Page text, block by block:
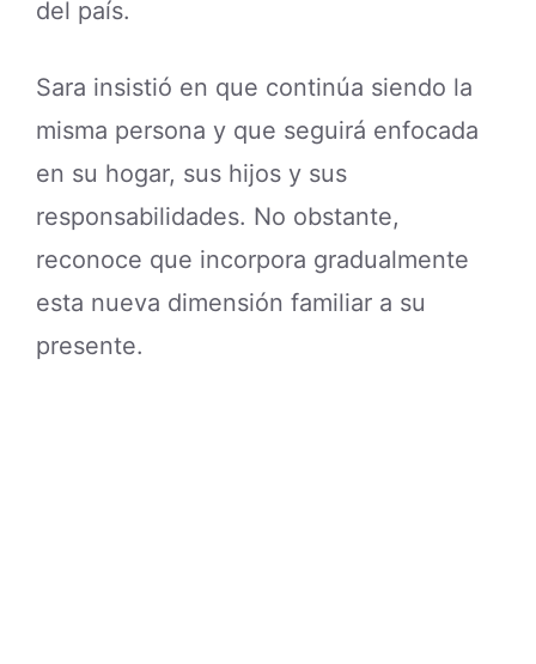
del país.
Sara insistió en que continúa siendo la
misma persona y que seguirá enfocada
en su hogar, sus hijos y sus
responsabilidades. No obstante,
reconoce que incorpora gradualmente
esta nueva dimensión familiar a su
presente.